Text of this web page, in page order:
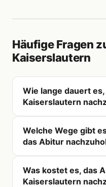
Häufige Fragen
Kaiserslautern
Wie lange dauert
Kaiserslautern
Welche Wege gibt
das Abitur
Was kostet es, das
Kaiserslautern